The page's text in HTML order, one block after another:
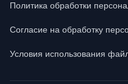
Политика обработки
Согласие на обработку
Условия использования